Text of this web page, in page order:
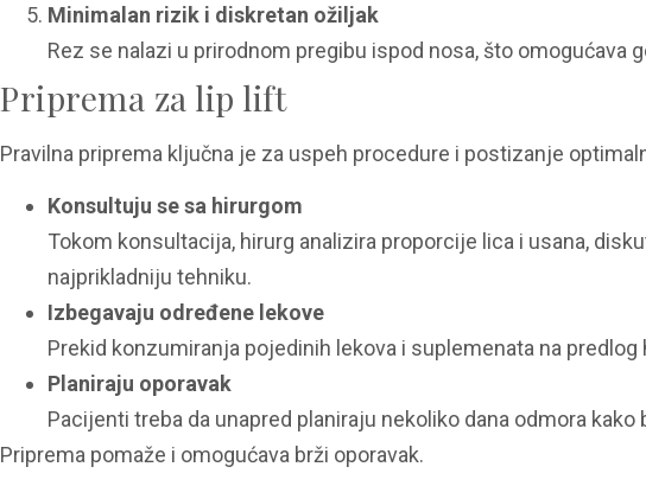
Minimalan rizik i diskretan ožiljak
Rez se nalazi u prirodnom pregibu ispod nosa, što omogućava
Priprema za lip lift
Pravilna priprema ključna je za uspeh procedure i postizanje
Konsultuju se sa hirurgom
Tokom konsultacija, hirurg analizira proporcije lica i usana,
najprikladniju tehniku.
Izbegavaju određene lekove
Prekid konzumiranja pojedinih lekova i suplemenata na predlog
Planiraju oporavak
Pacijenti treba da unapred planiraju nekoliko dana odmora
Priprema pomaže i omogućava brži oporavak.